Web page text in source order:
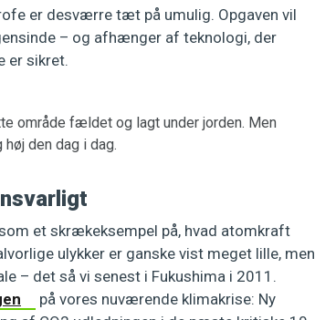
er desværre tæt på umulig. Opgaven vil
– og afhænger af teknologi, der
er sikret.
område fældet og lagt under jorden. Men
den dag i dag.
et skrækeksempel på, hvad atomkraft
ulykker er ganske vist meget lille, men
– det så vi senest i Fukushima i 2011.
på vores nuværende klimakrise: Ny